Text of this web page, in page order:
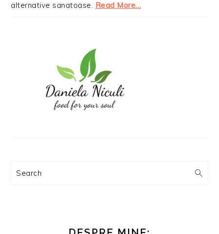
alternative sanatoase. Read More…
Search